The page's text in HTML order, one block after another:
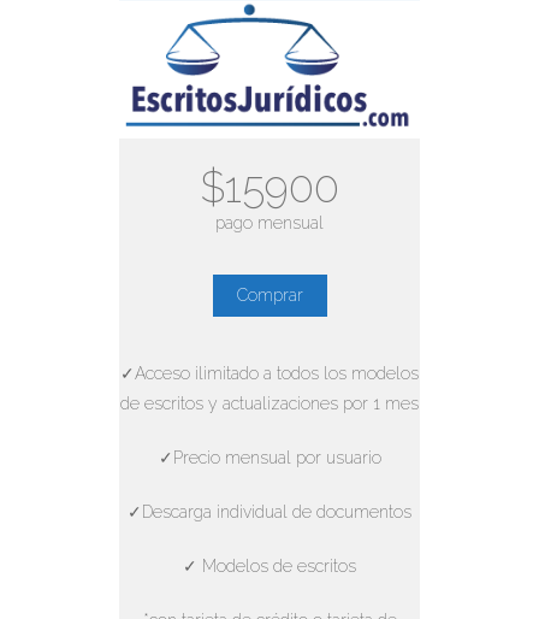
$15900
pago mensual
Comprar
✓Acceso ilimitado a todos los modelos
de escritos y actualizaciones por 1 mes
✓Precio mensual por usuario
✓Descarga individual de documentos
✓ Modelos de escritos